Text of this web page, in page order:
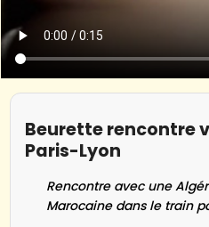
Beurette rencontre
Paris-Lyon
Rencontre avec une
Marocaine dans le train